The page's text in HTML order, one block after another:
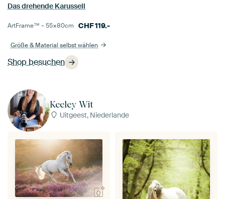
Shop besuchen
Das drehende Karussell
ArtFrame™ –55×80cm CHF119.-
Größe & Material selbst wählen
Keeley Wit
Uitgeest, Niederlande